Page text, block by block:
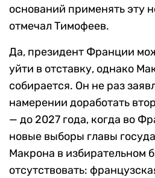
оснований применять эту
отмечал Тимофеев.
Да, президент Франции
уйти в отставку, однако
собирается. Он не раз
намерении доработать
— до 2027 года, когда во
новые выборы главы
Макрона в избирательном
отсутствовать: